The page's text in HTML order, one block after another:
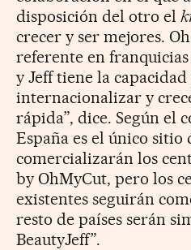
disposición del otro el
crecer y ser mejores.
referente en
y Jeff tiene la
internacionalizar y
rápida”, dice. Según el
España es el único sitio
comercializarán los
by OhMyCut, pero los
existentes seguirán
resto de países serán
BeautyJeff”.